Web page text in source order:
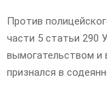
Против
части 5 статьи 290
вымогательством и
признался в